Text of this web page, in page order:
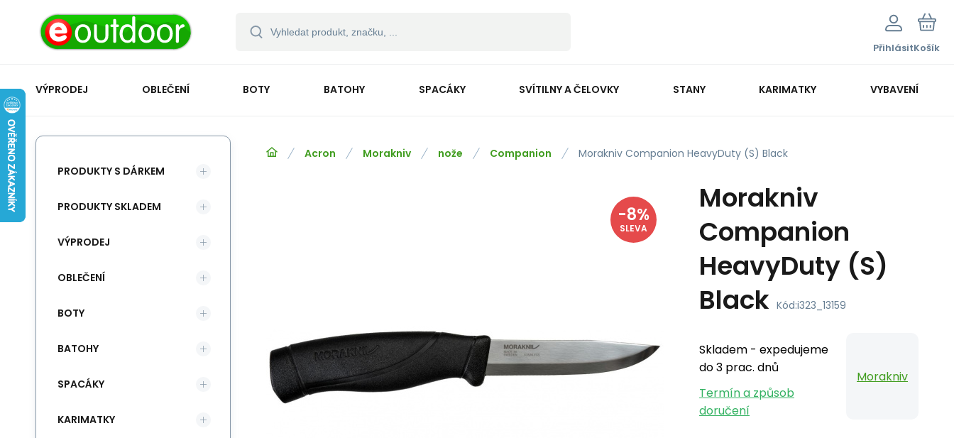
PřihlásitKošík
VÝPRODEJ OBLEČENÍ BOTY BATOHY SPACÁKY SVÍTILNY A ČELOVKY STANY KARIMATKY VYBAVENÍ
Acron Morakniv nože Companion Morakniv Companion HeavyDuty (S) Black
-8%
SLEVA
Morakniv
Companion
HeavyDuty (S)
Black Kód:i323_13159
Skladem - expedujeme
do 3 prac. dnů
Termín a způsob
doručení
Morakniv
PRODUKTY S DÁRKEM
PRODUKTY SKLADEM
VÝPRODEJ
OBLEČENÍ
BOTY
BATOHY
SPACÁKY
KARIMATKY